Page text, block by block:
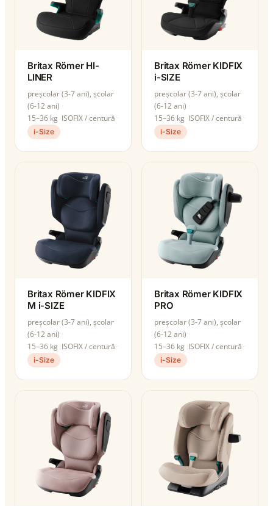
Britax Römer HI-
LINER
preșcolar (3-7 ani), școlar
(6-12 ani)
15–36 kg ISOFIX / centură
i-Size
Britax Römer KIDFIX
i-SIZE
preșcolar (3-7 ani), școlar
(6-12 ani)
15–36 kg ISOFIX / centură
i-Size
Britax Römer KIDFIX
M i-SIZE
preșcolar (3-7 ani), școlar
(6-12 ani)
15–36 kg ISOFIX / centură
i-Size
Britax Römer KIDFIX
PRO
preșcolar (3-7 ani), școlar
(6-12 ani)
15–36 kg ISOFIX / centură
i-Size